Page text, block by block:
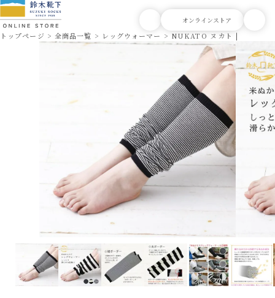
トップページ 全商品一覧 レッグウォーマー NUKATO ヌカト | エステレ